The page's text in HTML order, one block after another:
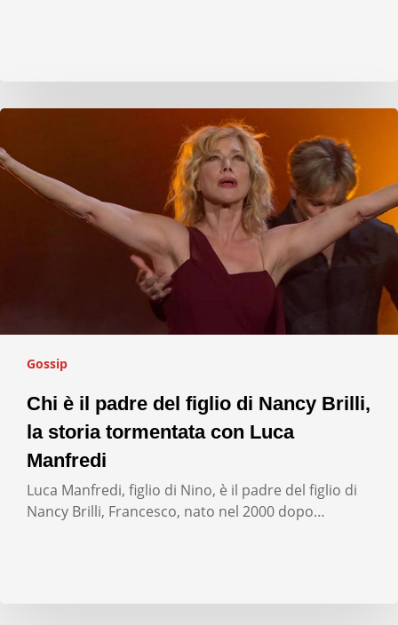
Gossip
Chi è il padre del figlio di Nancy Brilli,
la storia tormentata con Luca
Manfredi
Luca Manfredi, figlio di Nino, è il padre del figlio di
Nancy Brilli, Francesco, nato nel 2000 dopo…